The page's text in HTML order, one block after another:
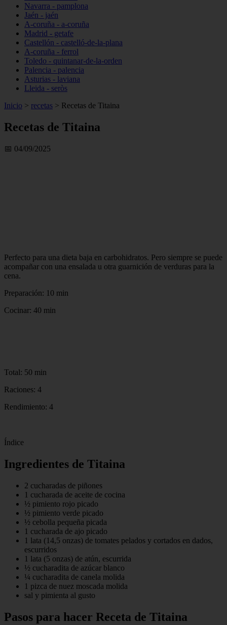
Navarra - pamplona
Jaén - jaén
A-coruña - a-coruña
Madrid - getafe
Castellón - castelló-de-la-plana
A-coruña - ferrol
Toledo - quintanar-de-la-orden
Palencia - palencia
Asturias - laviana
Lleida - seròs
Inicio > recetas > Recetas de Titaina
Recetas de Titaina
📅 04/09/2025
Perfecto para una dieta baja en carbohidratos. Pero siempre se puede
acompañar con una ensalada u otra guarnición de verduras para la
cena.
Preparación: 10 min
Cocinar: 40 min
Total: 50 min
Raciones: 4
Rendimiento: 4
Índice
Ingredientes de Titaina
2 cucharadas de piñones
1 cucharada de aceite de cocina
½ pimiento rojo picado
½ pimiento verde picado
½ cebolla pequeña picada
1 cucharada de ajo picado
1 lata (14,5 onzas) de tomates pelados y cortados en dados,
escurridos
1 lata (5 onzas) de atún, escurrida
½ cucharadita de azúcar blanco
¼ cucharadita de canela molida
1 pizca de nuez moscada molida
sal y pimienta al gusto
Pasos para hacer Receta de Titaina